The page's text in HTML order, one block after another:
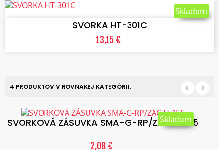
SVORKA HT-301C
13,15 €
Skladom
4 PRODUKTOV V ROVNAKEJ KATEGÓRII:
SVORKOVÁ ZÁSUVKA SMA-G-RP/ZAC.H-155
2,08 €
Skladom